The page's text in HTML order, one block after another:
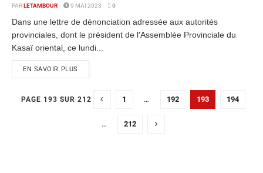
PAR LETAMBOUR 9 MAI 2023 0
Dans une lettre de dénonciation adressée aux autorités
provinciales, dont le président de l'Assemblée Provinciale du
Kasaï oriental, ce lundi...
EN SAVOIR PLUS
PAGE 193 SUR 212 1 … 192 193 194
… 212